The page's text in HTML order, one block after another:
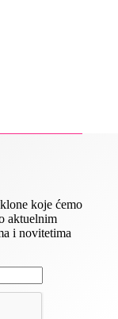
koje ćemo
aktuelnim
i novitetima